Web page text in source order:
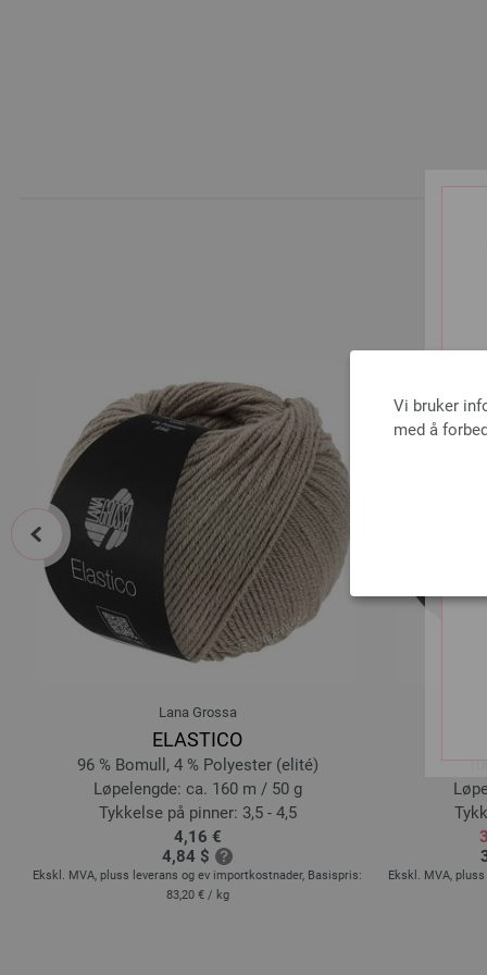
Vi bruker
med å
Lana Grossa
ELASTICO
96 % Bomull, 4 % Polyester (elité)
Løpelengde: ca. 160 m / 50 g
Tykkelse på pinner: 3,5 - 4,5
4,16 €
4,84 $
Ekskl. MVA, pluss leverans og ev importkostnader, Basispris:
83,20 € / kg
Ekskl. MVA,
prev